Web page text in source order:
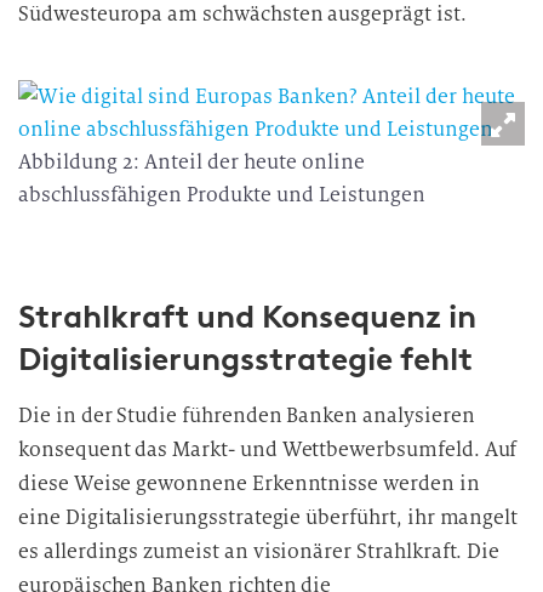
Südwesteuropa am schwächsten ausgeprägt ist.
Abbildung 2: Anteil der heute online
abschlussfähigen Produkte und Leistungen
Strahlkraft und Konsequenz in
Digitalisierungsstrategie fehlt
Die in der Studie führenden Banken analysieren
konsequent das Markt- und Wettbewerbsumfeld. Auf
diese Weise gewonnene Erkenntnisse werden in
eine Digitalisierungsstrategie überführt, ihr mangelt
es allerdings zumeist an visionärer Strahlkraft. Die
europäischen Banken richten die